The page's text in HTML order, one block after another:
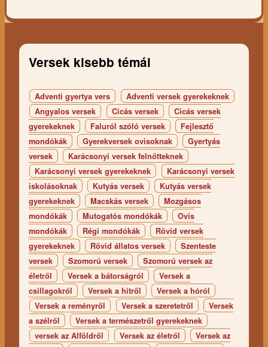
Versek kisebb témái
Adventi gyertya vers
Adventi versek gyerekeknek
Angyalos versek
Cicás versek
Cicás versek
gyerekeknek
Faluról szóló versek
Fejlesztő
mondókák
Gyerekversek ovisoknak
Gyertyás
versek
Karácsonyi versek felnőtteknek
Karácsonyi versek gyerekeknek
Karácsonyi versek
iskolásoknak
Kutyás versek
Kutyás versek
gyerekeknek
Macskás versek
Mozgásos
mondókák
Mutogatós mondókák
Ovis
mondókák
Régi mondókák
Rövid versek
gyerekeknek
Rövid állatos versek
Szenteste
versek
Szomorú versek
Szomorú versek az
életről
Versek a bátorságról
Versek a
csillagokról
Versek a hitről
Versek a hóról
Versek a reményről
Versek a szeretetről
Versek
a szélről
Versek a természetről gyerekeknek
versek az Alföldről
Versek az életről
Versek az